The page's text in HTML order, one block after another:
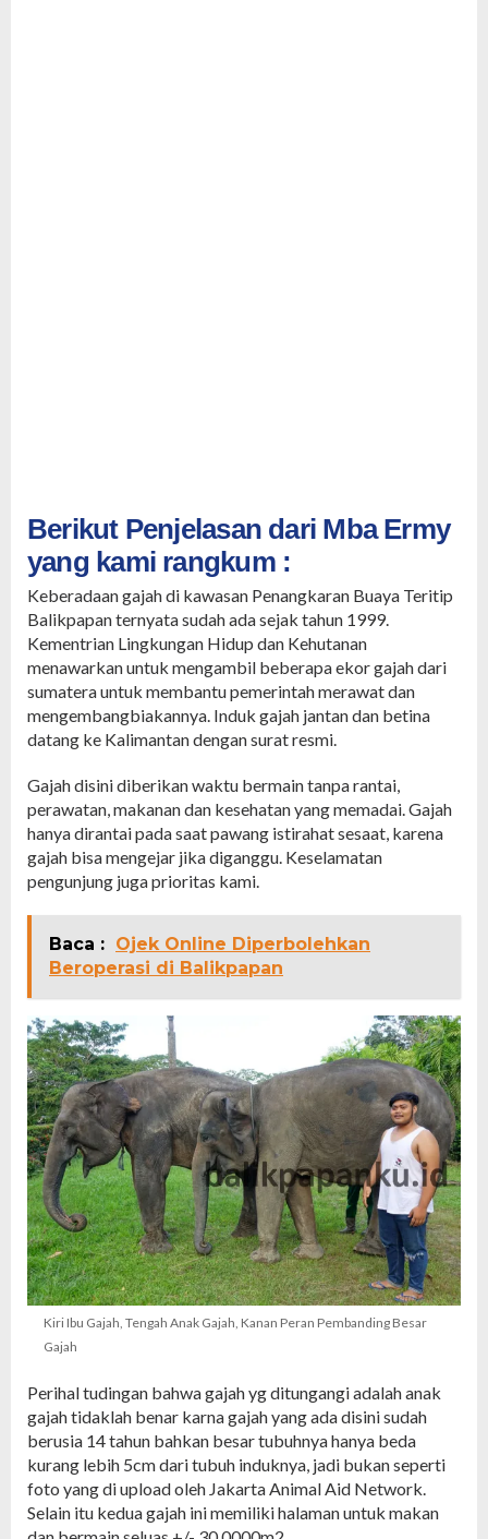
Berikut Penjelasan dari Mba Ermy
yang kami rangkum :
Keberadaan gajah di kawasan Penangkaran Buaya Teritip
Balikpapan ternyata sudah ada sejak tahun 1999.
Kementrian Lingkungan Hidup dan Kehutanan
menawarkan untuk mengambil beberapa ekor gajah dari
sumatera untuk membantu pemerintah merawat dan
mengembangbiakannya. Induk gajah jantan dan betina
datang ke Kalimantan dengan surat resmi.
Gajah disini diberikan waktu bermain tanpa rantai,
perawatan, makanan dan kesehatan yang memadai. Gajah
hanya dirantai pada saat pawang istirahat sesaat, karena
gajah bisa mengejar jika diganggu. Keselamatan
pengunjung juga prioritas kami.
Baca : Ojek Online Diperbolehkan
Beroperasi di Balikpapan
Kiri Ibu Gajah, Tengah Anak Gajah, Kanan Peran Pembanding Besar
Gajah
Perihal tudingan bahwa gajah yg ditungangi adalah anak
gajah tidaklah benar karna gajah yang ada disini sudah
berusia 14 tahun bahkan besar tubuhnya hanya beda
kurang lebih 5cm dari tubuh induknya, jadi bukan seperti
foto yang di upload oleh Jakarta Animal Aid Network.
Selain itu kedua gajah ini memiliki halaman untuk makan